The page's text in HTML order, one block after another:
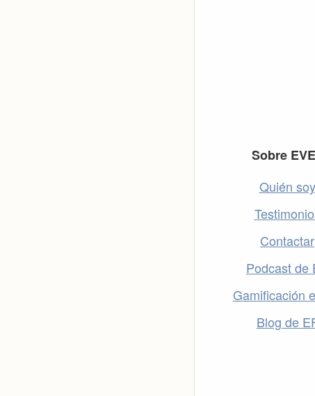
FooterSobre
Quién soy
Contactar
Podcast de
Gamificación
Blog de